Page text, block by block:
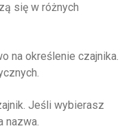
się w różnych
na określenie czajnika.
Jeśli wybierasz
nazwa.